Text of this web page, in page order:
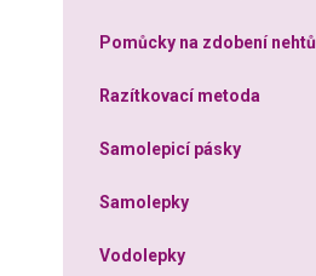
Pomůcky na zdobení nehtů
Razítkovací metoda
Samolepicí pásky
Samolepky
Vodolepky